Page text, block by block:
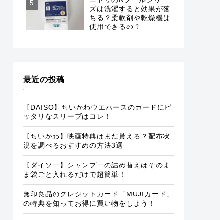
ズは洗濯すると効果が落
ちる？柔軟剤や乾燥機は
使用できるの？
最近の投稿
【DAISO】ちいかわウエハースのカードにピ
ッタリなスリーブはコレ！
【ちいかわ】映画特典はまだ貰える？配布状
況を調べるおすすめの方法3選
【ダイソー】シャンプーの詰め替えはそのま
ま袋ごと入れるだけで超簡単！
無印良品のクレジットカード「MUJIカード」
の特典を知ってお得に買い物をしよう！